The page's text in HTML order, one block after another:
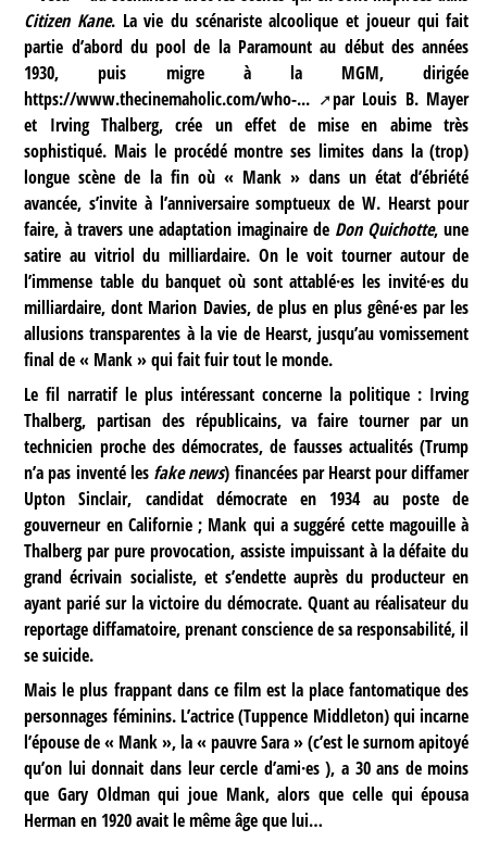
Citizen Kane. La vie du scénariste alcoolique et joueur qui fait
partie d’abord du pool de la Paramount au début des années
1930, puis migre à la MGM, dirigée
https://www.thecinemaholic.com/who-...
par Louis B. Mayer
et Irving Thalberg, crée un effet de mise en abime très
sophistiqué. Mais le procédé montre ses limites dans la (trop)
longue scène de la fin où « Mank » dans un état d’ébriété
avancée, s’invite à l’anniversaire somptueux de W. Hearst pour
faire, à travers une adaptation imaginaire de Don Quichotte, une
satire au vitriol du milliardaire. On le voit tourner autour de
l’immense table du banquet où sont attablé·es les invité·es du
milliardaire, dont Marion Davies, de plus en plus gêné·es par les
allusions transparentes à la vie de Hearst, jusqu’au vomissement
final de « Mank » qui fait fuir tout le monde.
Le fil narratif le plus intéressant concerne la politique : Irving
Thalberg, partisan des républicains, va faire tourner par un
technicien proche des démocrates, de fausses actualités (Trump
n’a pas inventé les fake news) financées par Hearst pour diffamer
Upton Sinclair, candidat démocrate en 1934 au poste de
gouverneur en Californie ; Mank qui a suggéré cette magouille à
Thalberg par pure provocation, assiste impuissant à la défaite du
grand écrivain socialiste, et s’endette auprès du producteur en
ayant parié sur la victoire du démocrate. Quant au réalisateur du
reportage diffamatoire, prenant conscience de sa responsabilité, il
se suicide.
Mais le plus frappant dans ce film est la place fantomatique des
personnages féminins. L’actrice (Tuppence Middleton) qui incarne
l’épouse de « Mank », la « pauvre Sara » (c’est le surnom apitoyé
qu’on lui donnait dans leur cercle d’ami·es ), a 30 ans de moins
que Gary Oldman qui joue Mank, alors que celle qui épousa
Herman en 1920 avait le même âge que lui…